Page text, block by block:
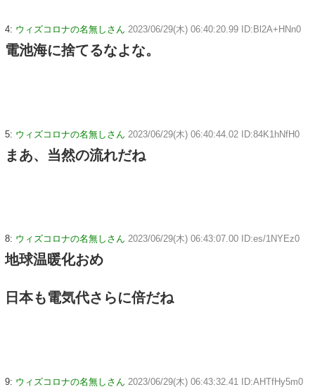
4: ウィズコロナの名無しさん 2023/06/29(木) 06:40:20.99 ID:Bl2A+HNn0
電池海に捨てるなよな。
5: ウィズコロナの名無しさん 2023/06/29(木) 06:40:44.02 ID:84K1hNfH0
まあ、当然の流れだね
8: ウィズコロナの名無しさん 2023/06/29(木) 06:43:07.00 ID:es/1NYEz0
地球温暖化おめ
日本も電気代さらに倍だね
9: ウィズコロナの名無しさん 2023/06/29(木) 06:43:32.41 ID:AHTfHy5m0